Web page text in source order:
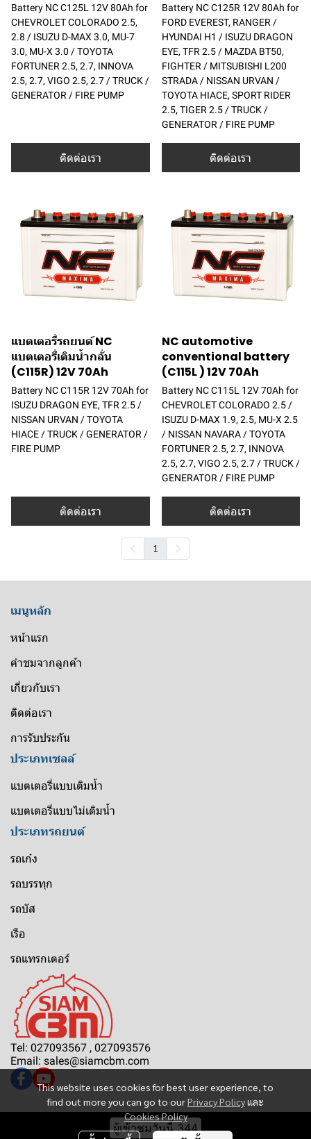
Battery NC C125L 12V 80Ah for
CHEVROLET COLORADO 2.5,
2.8 / ISUZU D-MAX 3.0, MU-7
3.0, MU-X 3.0 / TOYOTA
FORTUNER 2.5, 2.7, INNOVA
2.5, 2.7, VIGO 2.5, 2.7 / TRUCK /
GENERATOR / FIRE PUMP
ติดต่อเรา
Battery NC C125R 12V 80Ah for
FORD EVEREST, RANGER /
HYUNDAI H1 / ISUZU DRAGON
EYE, TFR 2.5 / MAZDA BT50,
FIGHTER / MITSUBISHI L200
STRADA / NISSAN URVAN /
TOYOTA HIACE, SPORT RIDER
2.5, TIGER 2.5 / TRUCK /
GENERATOR / FIRE PUMP
ติดต่อเรา
แบตเตอรี่รถยนต์ NC
แบตเตอรี่เติมน้ำกลั่น
(C115R) 12V 70Ah
Battery NC C115R 12V 70Ah for
ISUZU DRAGON EYE, TFR 2.5 /
NISSAN URVAN / TOYOTA
HIACE / TRUCK / GENERATOR /
FIRE PUMP
ติดต่อเรา
NC automotive
conventional battery
(C115L ) 12V 70Ah
Battery NC C115L 12V 70Ah for
CHEVROLET COLORADO 2.5 /
ISUZU D-MAX 1.9, 2.5, MU-X 2.5
/ NISSAN NAVARA / TOYOTA
FORTUNER 2.5, 2.7, INNOVA
2.5, 2.7, VIGO 2.5, 2.7 / TRUCK /
GENERATOR / FIRE PUMP
ติดต่อเรา
1
This website uses cookies for best user experience, to
find out more you can go to ourPrivacy Policyและ
Cookies Policy
เมนูหลัก
หน้าแรก
คำชมจากลูกค้า
เกี่ยวกับเรา
ติดต่อเรา
การรับประกัน
ประเภทเซลล์
แบตเตอรี่แบบเติมน้ำ
แบตเตอรี่แบบไม่เติมน้ำ
ประเภทรถยนต์
รถเก๋ง
รถบรรทุก
รถบัส
เรือ
รถแทรกเตอร์
Tel: 027093567 , 027093576
Email: sales@siamcbm.com
ผู้เข้าชมวันนี้344